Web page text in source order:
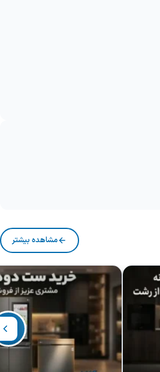
مشاهده بیشتر